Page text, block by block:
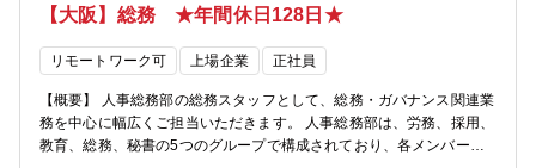
約5件のプロジェクトを担当します。 ■業務の中で英語を使用したメ
顧客へのアプローチ ・顧客との仕様打合せ ・見積作成・価格交渉 ・
期・品質管理 ・売上管理 これらを一貫して担当します。 【組織構
成】 ■大阪営業部：50名 ・部長1名、マネージャー4名、アシスタン
トマネージャー8名、スタッフ37名 【働き方や魅力】 ■週2日までの
【大阪】総務 ★年間休日128日★
リモートワーク可 上場企業 正社員
【概要】 人事総務部の総務スタッフとして、総務・ガバナンス関連業
務を中心に幅広くご担当いただきます。 人事総務部は、労務、採用、
教育、総務、秘書の5つのグループで構成されており、各メンバーが